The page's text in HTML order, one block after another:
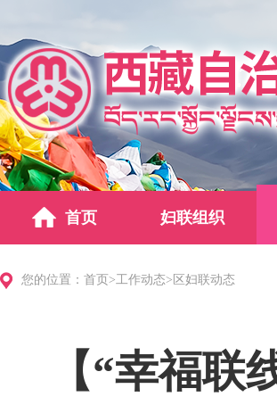
首页 妇联组织
您的位置： 首页 >工作动态> 区妇联动态
【“幸福